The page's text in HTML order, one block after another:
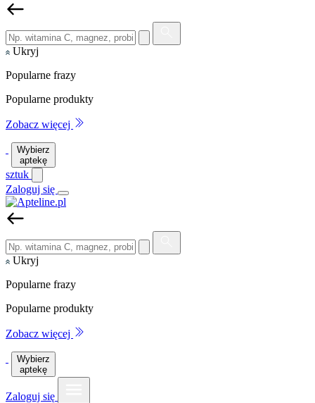
Ukryj
Popularne frazy
Popularne produkty
Zobacz więcej
Wybierz
aptekę
sztuk
Zaloguj się
Ukryj
Popularne frazy
Popularne produkty
Zobacz więcej
Wybierz
aptekę
Zaloguj się